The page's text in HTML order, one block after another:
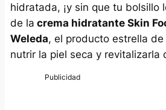
hidratada, ¡y sin que tu bolsillo
de la crema hidratante Skin
Weleda, el producto estrella
nutrir la piel seca y revitalizarla